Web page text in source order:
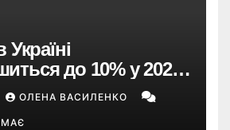
Україні
до 10% у 2026
НБУ
ОЛЕНА ВАСИЛЕНКО